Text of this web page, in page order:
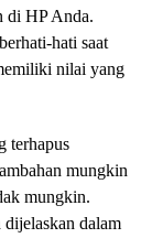
di HP Anda.
hati saat
nilai yang
terhapus
mungkin
mungkin.
dalam